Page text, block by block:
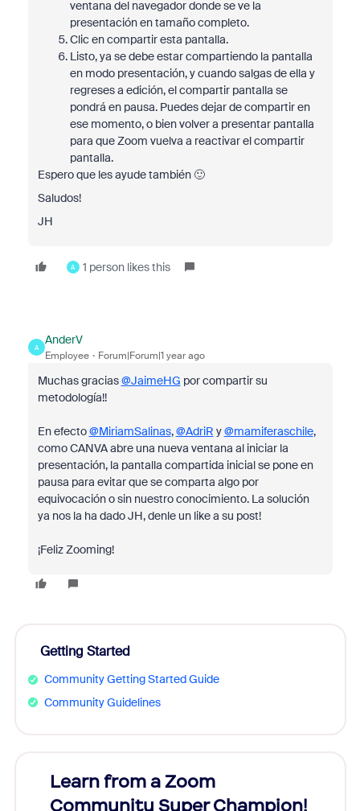
ventana del navegador donde se ve la
presentación en tamaño completo.
Clic en compartir esta pantalla.
Listo, ya se debe estar compartiendo la pantalla
en modo presentación, y cuando salgas de ella y
regreses a edición, el compartir pantalla se
pondrá en pausa. Puedes dejar de compartir en
ese momento, o bien volver a presentar pantalla
para que Zoom vuelva a reactivar el compartir
pantalla.
Espero que les ayude también 🙂
Saludos!
JH
A 1 person likes this
A
AnderV
Employee Forum|Forum|1 year ago
Muchas gracias@JaimeHG por compartir su
metodología!!
En efecto@MiriamSalinas,@AdriR y@mamiferaschile,
como CANVA abre una nueva ventana al iniciar la
presentación, la pantalla compartida inicial se pone en
pausa para evitar que se comparta algo por
equivocación o sin nuestro conocimiento. La solución
ya nos la ha dado JH, denle un like a su post!
¡Feliz Zooming!
Getting Started
Community Getting Started Guide
Community Guidelines
Learn from a Zoom
Community Super Champion!